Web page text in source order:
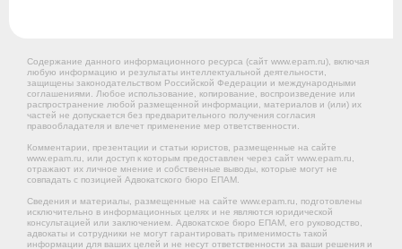
Содержание данного информационного ресурса (сайт www.epam.ru), включая
любую информацию и результаты интеллектуальной деятельности,
защищены законодательством Российской Федерации и международными
соглашениями. Любое использование, копирование, воспроизведение или
распространение любой размещенной информации, материалов и (или) их
частей не допускается без предварительного получения согласия
правообладателя и влечет применение мер ответственности.
Комментарии, презентации и статьи юристов, размещенные на сайте
www.epam.ru, или доступ к которым предоставлен через сайт www.epam.ru,
отражают их личное мнение и собственные выводы, которые могут не
совпадать с позицией Адвокатского бюро ЕПАМ.
Сведения и материалы, размещенные на сайте www.epam.ru, подготовлены
исключительно в информационных целях и не являются юридической
консультацией или заключением. Адвокатское бюро ЕПАМ, его руководство,
адвокаты и сотрудники не могут гарантировать применимость такой
информации для ваших целей и не несут ответственности за ваши решения и